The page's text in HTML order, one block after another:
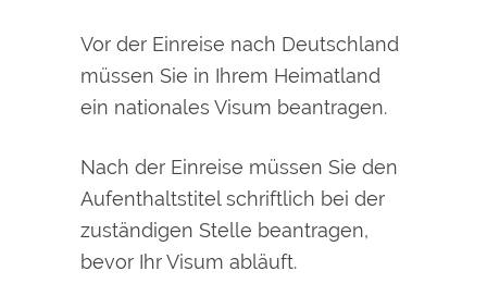
Vor der Einreise nach Deutschland
müssen Sie in Ihrem Heimatland
ein nationales Visum beantragen.
Nach der Einreise müssen Sie den
Aufenthaltstitel schriftlich bei der
zuständigen Stelle beantragen,
bevor Ihr Visum abläuft.